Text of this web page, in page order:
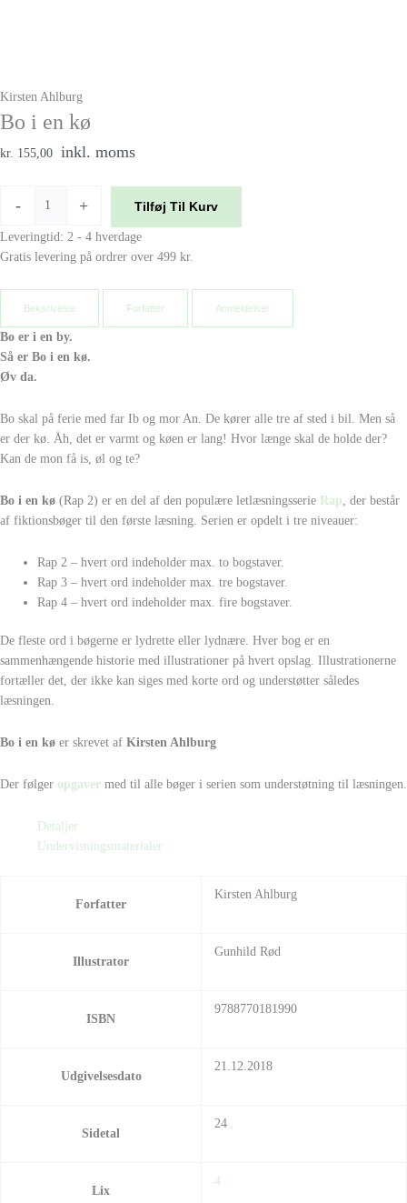
Kirsten Ahlburg
Bo i en kø
kr. 155,00 inkl. moms
- + Tilføj Til Kurv
Leveringtid: 2 - 4 hverdage
Gratis levering på ordrer over 499 kr.
Beksrivelse Forfatter Anmeldelser
Bo er i en by.
Så er Bo i en kø.
Øv da.
Bo skal på ferie med far Ib og mor An. De kører alle tre af sted i bil. Men så
er der kø. Åh, det er varmt og køen er lang! Hvor længe skal de holde der?
Kan de mon få is, øl og te?
Bo i en kø (Rap 2) er en del af den populære letlæsningsserie Rap , der består
af fiktionsbøger til den første læsning. Serien er opdelt i tre niveauer:
Rap 2 – hvert ord indeholder max. to bogstaver.
Rap 3 – hvert ord indeholder max. tre bogstaver.
Rap 4 – hvert ord indeholder max. fire bogstaver.
De fleste ord i bøgerne er lydrette eller lydnære. Hver bog er en
sammenhængende historie med illustrationer på hvert opslag. Illustrationerne
fortæller det, der ikke kan siges med korte ord og understøtter således
læsningen.
Bo i en kø er skrevet af Kirsten Ahlburg
Der følger opgaver med til alle bøger i serien som understøtning til læsningen.
Detaljer
Undervisningsmaterialer
Forfatter
Kirsten Ahlburg
Illustrator
Gunhild Rød
ISBN
9788770181990
Udgivelsesdato
21.12.2018
Sidetal
24
Lix
4